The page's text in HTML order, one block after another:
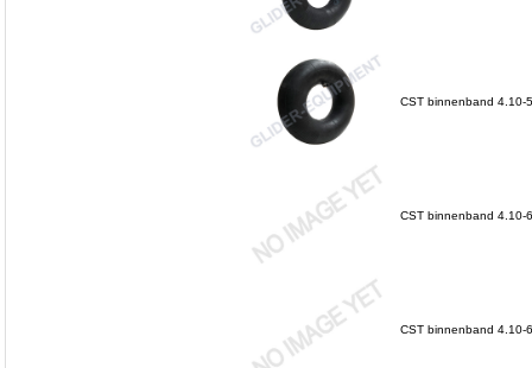
CST binnenband 4.10-
CST binnenband 4.10-
CST binnenband 4.10-